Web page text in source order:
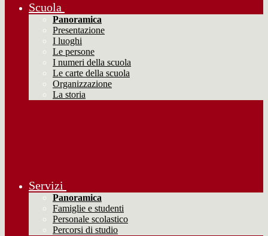
Scuola
Panoramica
Presentazione
I luoghi
Le persone
I numeri della scuola
Le carte della scuola
Organizzazione
La storia
Servizi
Panoramica
Famiglie e studenti
Personale scolastico
Percorsi di studio